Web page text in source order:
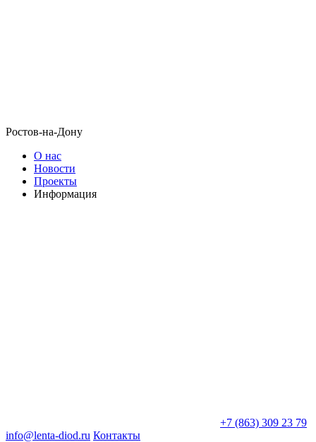
Ростов-на-Дону
О нас
Новости
Проекты
Информация
+7 (863) 309 23 79
info@lenta-diod.ru Контакты